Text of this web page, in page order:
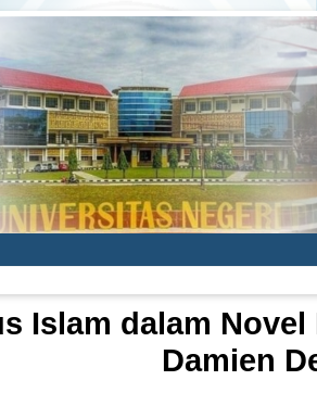
Islam dalam
Damien